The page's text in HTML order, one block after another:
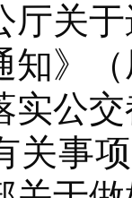
厅关
知》
实公
关事